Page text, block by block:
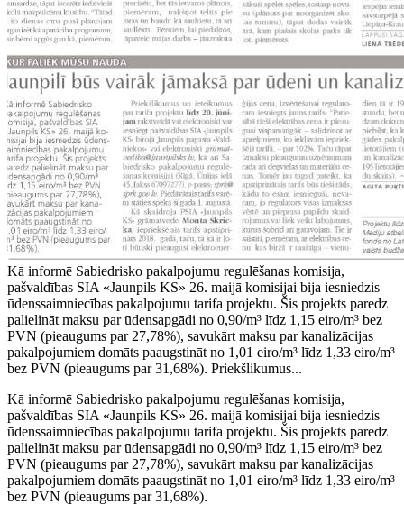
Kā informē Sabiedrisko pakalpojumu regulēšanas komisija,
pašvaldības SIA «Jaunpils KS» 26. maijā komisijai bija iesniedzis
ūdenssaimniecības pakalpojumu tarifa projektu. Šis projekts paredz
palielināt maksu par ūdensapgādi no 0,90/m³ līdz 1,15 eiro/m³ bez
PVN (pieaugums par 27,78%), savukārt maksu par kanalizācijas
pakalpojumiem domāts paaugstināt no 1,01 eiro/m³ līdz 1,33 eiro/m³
bez PVN (pieaugums par 31,68%). Priekšlikumus...
Kā informē Sabiedrisko pakalpojumu regulēšanas komisija,
pašvaldības SIA «Jaunpils KS» 26. maijā komisijai bija iesniedzis
ūdenssaimniecības pakalpojumu tarifa projektu. Šis projekts paredz
palielināt maksu par ūdensapgādi no 0,90/m³ līdz 1,15 eiro/m³ bez
PVN (pieaugums par 27,78%), savukārt maksu par kanalizācijas
pakalpojumiem domāts paaugstināt no 1,01 eiro/m³ līdz 1,33 eiro/m³
bez PVN (pieaugums par 31,68%).